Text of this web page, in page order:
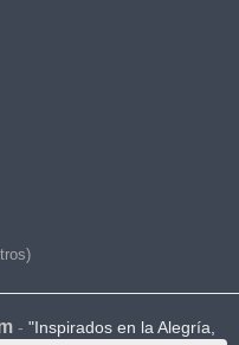
- "Inspirados en la Alegría,